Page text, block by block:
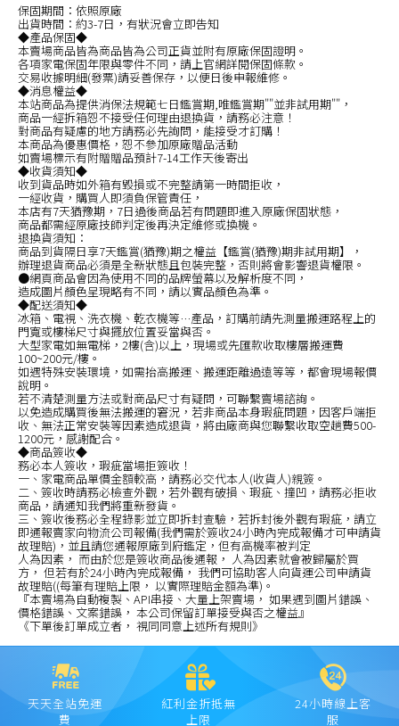
保固期間：依照原廠
出貨時間：約3-7日，有狀況會立即告知
◆產品保固◆
本賣場商品皆為商品皆為公司正貨並附有原廠保固證明。
各項家電保固年限與零件不同，請上官網詳閱保固條款。
交易收據明細(發票)請妥善保存，以便日後申報維修。
◆消息權益◆
本站商品為提供消保法規範七日鑑賞期,唯鑑賞期""並非試用期""，
商品一經拆箱恕不接受任何理由退換貨，請務必注意！
對商品有疑慮的地方請務必先詢問，能接受才訂購！
本商品為優惠價格，恕不參加原廠贈品活動
如賣場標示有附贈贈品預計7-14工作天後寄出
◆收貨須知◆
收到貨品時如外箱有毀損或不完整請第一時間拒收，
一經收貨，購買人即須負保管責任，
本店有7天猶豫期，7日過後商品若有問題即進入原廠保固狀態，
商品都需經原廠技師判定後再決定維修或換機。
退換貨須知：
商品到貨隔日享7天鑑賞(猶豫)期之權益【鑑賞(猶豫)期非試用期】，
辦理退貨商品必須是全新狀態且包裝完整，否則將會影響退貨權限。
●網頁商品會因為使用不同的品牌螢幕以及解析度不同，
造成圖片顏色呈現略有不同，請以實品顏色為準。
◆配送須知◆
冰箱、電視、洗衣機、乾衣機等…產品，訂購前請先測量搬運路程上的
門寬或樓梯尺寸與擺放位置妥當與否。
大型家電如無電梯，2樓(含)以上，現場或先匯款收取樓層搬運費
100~200元/樓。
如遇特殊安裝環境，如需抬高搬運、搬運距離過遠等等，都會現場報價
說明。
若不清楚測量方法或對商品尺寸有疑問，可聯繫賣場諮詢。
以免造成購買後無法搬運的窘況，若非商品本身瑕疵問題，因客戶端拒
收、無法正常安裝等因素造成退貨，將由廠商與您聯繫收取空趟費500-
1200元，感謝配合。
◆商品簽收◆
務必本人簽收，瑕疵當場拒簽收！
一、家電商品單價金額較高，請務必交代本人(收貨人)親簽。
二、簽收時請務必檢查外觀，若外觀有破損、瑕疵、撞凹，請務必拒收
商品，請通知我們將重新發貨。
三、簽收後務必全程錄影並立即拆封查驗，若拆封後外觀有瑕疵，請立
即通報賣家向物流公司報備(我們需於簽收24小時內完成報備才可申請貨
故理賠)，並且請您通報原廠到府鑑定，但有高機率被判定
人為因素， 而由於您是簽收商品後通報， 人為因素就會被歸屬於買
方， 但若有於24小時內完成報備， 我們可協助客人向貨運公司申請貨
故理賠((每筆有理賠上限， 以實際理賠金額為準)。
『本賣場為自動複製、API串接、大量上架賣場， 如果遇到圖片錯誤、
價格錯誤、文案錯誤， 本公司保留訂單接受與否之權益』
《下單後訂單成立者， 視同同意上述所有規則》
天天全站免運
費
紅利金折抵無
上限
24小時線上客
服